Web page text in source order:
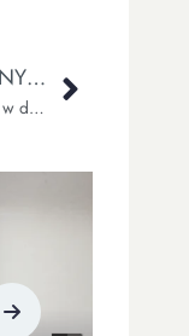
NASTĘPNY WPIS
Małe biuro w domu – aranżacje i inspiracje, które maksymalnie wykorzystują Twoją przestrzeń